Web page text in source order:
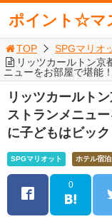
ポイント☆マ
TOP
SPGマリオ
リッツカールトン京
ニューをお部屋で堪能
リッツカールト
ストランメニュ
に子どもはビック
SPGマリオット ホテル宿泊
0